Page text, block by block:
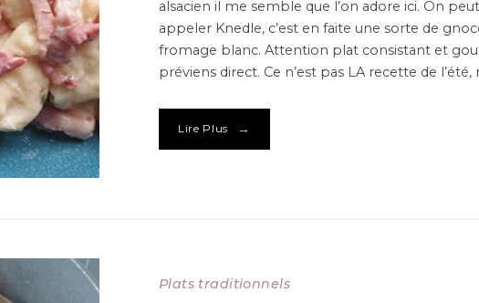
alsacien il me semble que l’on adore ici. On
appeler Knedle, c’est en faite une sorte de
fromage blanc. Attention plat consistant et
préviens direct. Ce n’est pas LA recette de l’été,
Lire Plus →
Plats traditionnels